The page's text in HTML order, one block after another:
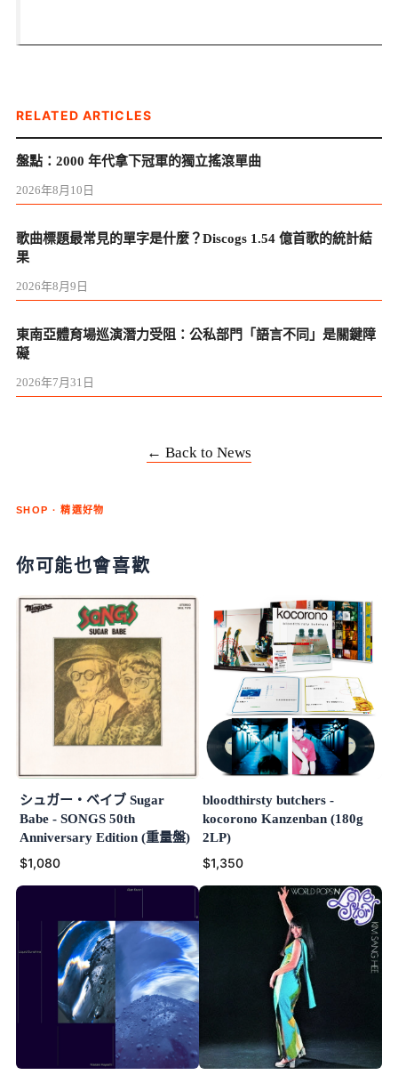
RELATED ARTICLES
盤點：2000 年代拿下冠軍的獨立搖滾單曲
2026年8月10日
歌曲標題最常見的單字是什麼？Discogs 1.54 億首歌的統計結
果
2026年8月9日
東南亞體育場巡演潛力受阻：公私部門「語言不同」是關鍵障
礙
2026年7月31日
← Back to News
SHOP · 精選好物
你可能也會喜歡
シュガー・ベイブ Sugar
Babe - SONGS 50th
Anniversary Edition (重量盤)
$1,080
bloodthirsty butchers -
kocorono Kanzenban (180g
2LP)
$1,350